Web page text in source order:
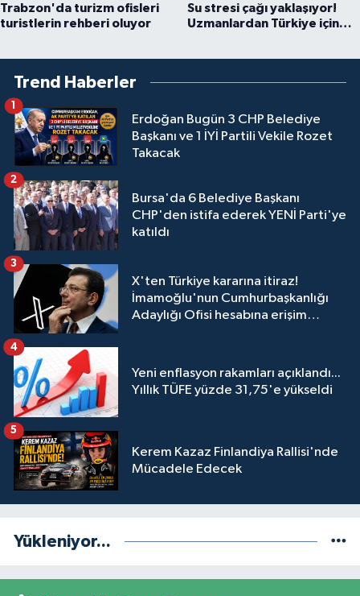
Trabzon'da turizm ofisleri
turistlerin rehberi oluyor
Su stresi çağı yaklaşıyor!
Uzmanlardan Türkiye için
Trend Haberler
Erdoğan Bugün 3 CHP Belediye
Başkanı ve 1 İYİ Partili Vekile Rozet
Takacak
1
Bursa'da 6 Belediye Başkanı
CHP'den istifa ederek YENİ Parti'ye
katıldı
2
X'ten Türkiye kararına itiraz!
İmamoğlu'nun Cumhurbaşkanlığı
Adaylığı Ofisi hesabına erişim
3
Yeni enflasyon rakamları açıklandı...
Yıllık TÜFE yüzde 31,75'e yükseldi
4
Kerem Kazaz Finlandiya Rallisi'nde
Mücadele Edecek
5
Yükleniyor...